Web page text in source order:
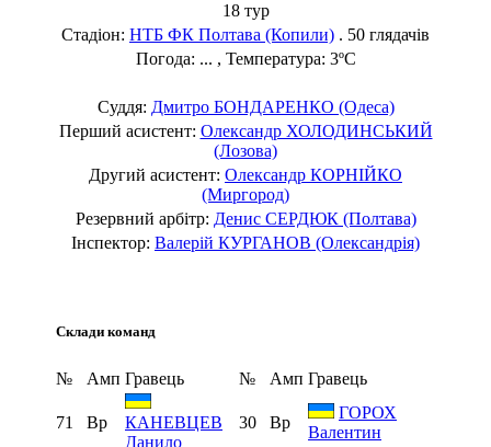
18 тур
Стадіон: НТБ ФК Полтава (Копили) . 50 глядачів
Погода: ... , Температура: 3ºC
Суддя: Дмитро БОНДАРЕНКО (Одеса)
Перший асистент: Олександр ХОЛОДИНСЬКИЙ
(Лозова)
Другий асистент: Олександр КОРНІЙКО
(Миргород)
Резервний арбітр: Денис СЕРДЮК (Полтава)
Інспектор: Валерій КУРГАНОВ (Олександрія)
Склади команд
№ Амп Гравець № Амп Гравець
71 Вр
КАНЕВЦЕВ
Данило
30 Вр
ГОРОХ
Валентин